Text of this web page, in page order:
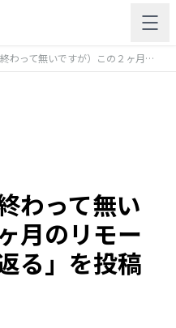
が）この２ヶ月のリモートワークを振り返る」を投稿しました
わって無い
月のリモー
る」を投稿